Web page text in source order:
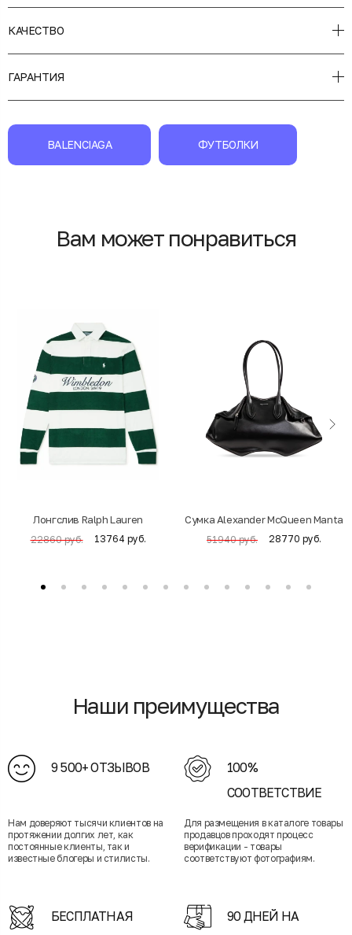
КАЧЕСТВО
ГАРАНТИЯ
BALENCIAGA ФУТБОЛКИ
Вам может понравиться
Лонгслив Ralph Lauren
22860 руб. 13764 руб.
Cумка Alexander McQueen Manta
51940 руб. 28770 руб.
Наши преимущества
9 500+ ОТЗЫВОВ
Нам доверяют тысячи клиентов на
протяжении долгих лет, как
постоянные клиенты, так и
известные блогеры и стилисты.
100%
СООТВЕТСТВИЕ
Для размещения в каталоге товары
продавцов проходят процесс
верификации - товары
соответствуют фотографиям.
БЕСПЛАТНАЯ
90 ДНЕЙ НА